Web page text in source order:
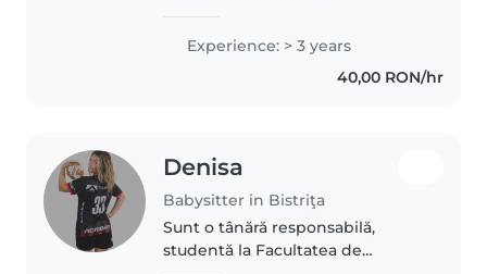
la școlari. Deși nu am certificare
de prim ajutor, mă ocup..
Experience: > 3 years
40,00 RON/hr
Denisa
Babysitter in Bistriţa
Sunt o tânără responsabilă,
studentă la Facultatea de